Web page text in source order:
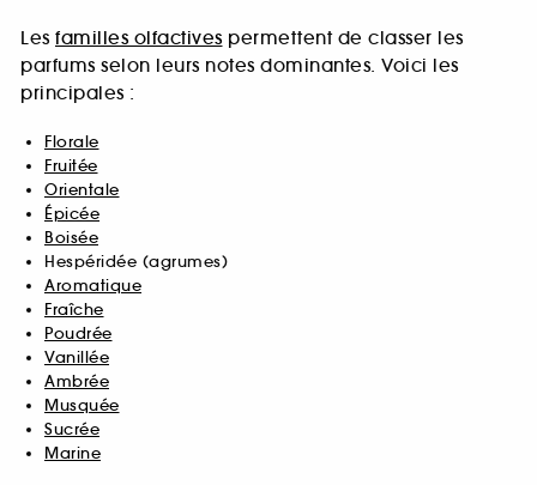
Les familles olfactives permettent de classer les
parfums selon leurs notes dominantes. Voici les
principales :
Florale
Fruitée
Orientale
Épicée
Boisée
Hespéridée (agrumes)
Aromatique
Fraîche
Poudrée
Vanillée
Ambrée
Musquée
Sucrée
Marine